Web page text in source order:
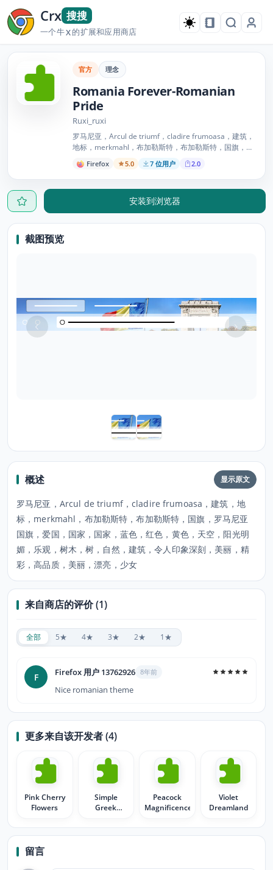
Crx 搜搜
一个牛X的扩展和应用商店
官方 理念
Romania Forever-Romanian
Pride
Ruxi_ruxi
罗马尼亚，Arcul de triumf，cladire frumoasa，建筑，
地标，merkmahl，布加勒斯特，布加勒斯特，国旗，罗
马尼亚国旗，爱国，国家，国家，蓝色，红色，黄色，天
空，阳光明媚，乐观，树木，树，自然，建筑，令人印象
深刻，美丽，精彩，高品质，美丽，漂亮，少女
Firefox 5.0 7 位用户 2.0
安装到浏览器
截图预览
概述 显示原文
罗马尼亚，Arcul de triumf，cladire frumoasa，建筑，地
标，merkmahl，布加勒斯特，布加勒斯特，国旗，罗马尼亚
国旗，爱国，国家，国家，蓝色，红色，黄色，天空，阳光明
媚，乐观，树木，树，自然，建筑，令人印象深刻，美丽，精
彩，高品质，美丽，漂亮，少女
来自商店的评价 (1)
全部 5★ 4★ 3★ 2★ 1★
F Firefox 用户 13762926 8年前
Nice romanian theme
更多来自该开发者 (4)
Pink Cherry
Flowers
Simple
Greek
Greece Pride
Peacock
Magnificence
Violet
Dreamland
留言